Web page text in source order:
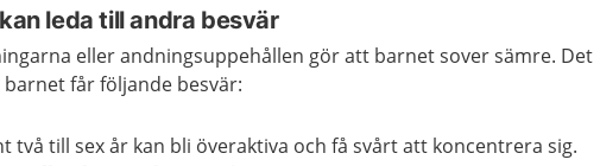
leda till andra besvär
eller andningsuppehållen gör att barnet sover sämre. Det
får följande besvär:
två till sex år kan bli överaktiva och få svårt att koncentrera sig.